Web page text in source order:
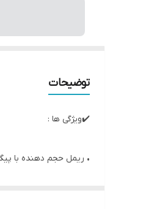
توضیحات
✔️ویژگی ها :
• ریمل حجم دهنده با